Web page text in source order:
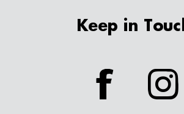
Keep in
facebook